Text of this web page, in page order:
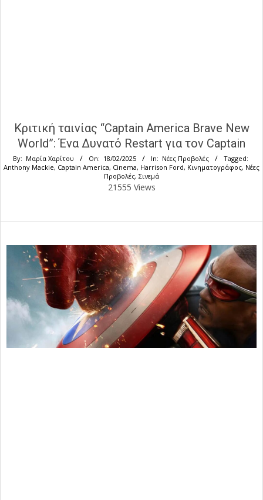
Κριτική ταινίας “Captain America Brave New
World”: Ένα Δυνατό Restart για τον Captain
By: Μαρία Χαρίτου On: 18/02/2025 In: Νέες Προβολές
Tagged:
Anthony Mackie, Captain America, Cinema, Harrison Ford, Κινηματογράφος, Νέες
Προβολές, Σινεμά
21555 Views